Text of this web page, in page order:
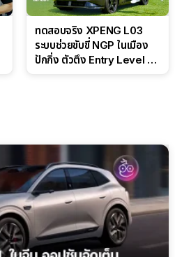
ทดสอบจริง XPENG L03
ระบบช่วยขับขี่ NGP ในเมือง
ปักกิ่ง ตัวตึง Entry Level ที่